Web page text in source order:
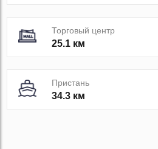
Торговый центр
25.1 км
Пристань
34.3 км